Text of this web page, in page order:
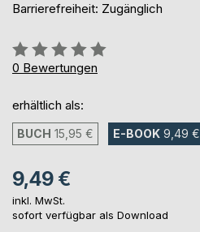
Barrierefreiheit: Zugänglich
Bewertung::
0%
0 Bewertungen
erhältlich als:
BUCH 15,95 € E-BOOK 9,49 €
9,49 €
inkl. MwSt.
sofort verfügbar als Download